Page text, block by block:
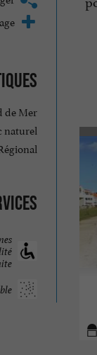
de Mer
naturel